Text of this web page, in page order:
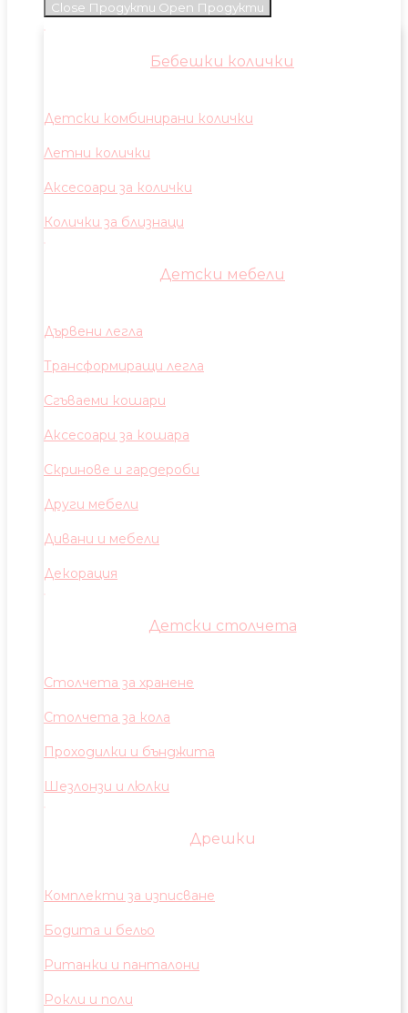
Close Продукти Open Продукти
Бебешки колички
Детски комбинирани колички
Летни колички
Аксесоари за колички
Колички за близнаци
Детски мебели
Дървени легла
Трансформиращи легла
Сгъваеми кошари
Аксесоари за кошара
Скринове и гардероби
Други мебели
Дивани и мебели
Декорация
Детски столчета
Столчета за хранене
Столчета за кола
Проходилки и бънджита
Шезлонзи и люлки
Дрешки
Комплекти за изписване
Бодита и бельо
Ританки и панталони
Рокли и поли